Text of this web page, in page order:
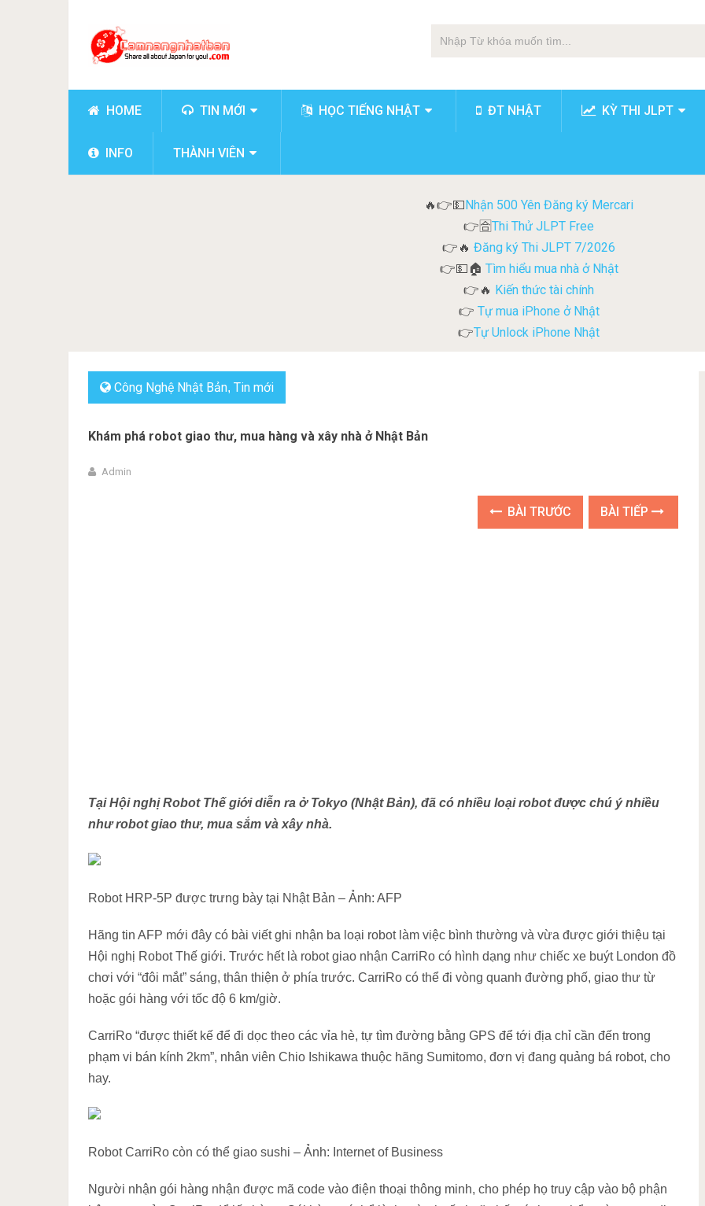
HOME TIN MỚI HỌC TIẾNG NHẬT ĐT NHẬT KỲ THI JLPT
INFO THÀNH VIÊN
🔥👉💵Nhận 500 Yên Đăng ký Mercari
👉🈴Thi Thử JLPT Free
👉🔥 Đăng ký Thi JLPT 7/2026
👉💵🏠 Tìm hiểu mua nhà ở Nhật
👉🔥 Kiến thức tài chính
👉 Tự mua iPhone ở Nhật
👉Tự Unlock iPhone Nhật
Công Nghệ Nhật Bản, Tin mới
Khám phá robot giao thư, mua hàng và xây nhà ở Nhật Bản
Admin
BÀI TRƯỚC BÀI TIẾP
Tại Hội nghị Robot Thế giới diễn ra ở Tokyo (Nhật Bản), đã có nhiều loại robot được chú ý nhiều
như robot giao thư, mua sắm và xây nhà.
Robot HRP-5P được trưng bày tại Nhật Bản – Ảnh: AFP
Hãng tin AFP mới đây có bài viết ghi nhận ba loại robot làm việc bình thường và vừa được giới thiệu tại
Hội nghị Robot Thế giới. Trước hết là robot giao nhận CarriRo có hình dạng như chiếc xe buýt London đồ
chơi với “đôi mắt” sáng, thân thiện ở phía trước. CarriRo có thể đi vòng quanh đường phố, giao thư từ
hoặc gói hàng với tốc độ 6 km/giờ.
CarriRo “được thiết kế để đi dọc theo các vỉa hè, tự tìm đường bằng GPS để tới địa chỉ cần đến trong
phạm vi bán kính 2km”, nhân viên Chio Ishikawa thuộc hãng Sumitomo, đơn vị đang quảng bá robot, cho
hay.
Robot CarriRo còn có thể giao sushi – Ảnh: Internet of Business
Người nhận gói hàng nhận được mã code vào điện thoại thông minh, cho phép họ truy cập vào bộ phận